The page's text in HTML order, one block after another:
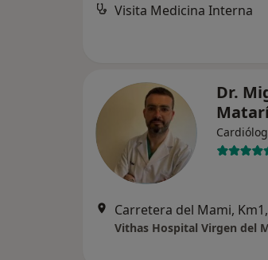
Visita Medicina Interna
Dr.
Carretera del Mami,
Vithas Hospital Virgen del